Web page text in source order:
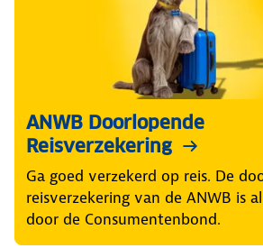
ANWB Doorlopende
Reisverzekering
Ga goed verzekerd op reis. De
reisverzekering van de ANWB is
door de Consumentenbond.